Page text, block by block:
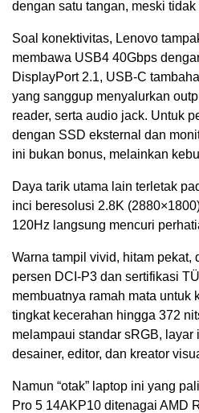
dengan satu tangan, meski
Soal konektivitas, Lenovo
membawa USB4 40Gbps
DisplayPort 2.1, USB-C
yang sanggup menyalurkan
reader, serta audio jack. Untuk
dengan SSD eksternal dan
ini bukan bonus, melainkan
Daya tarik utama lain terletak
inci beresolusi 2.8K
120Hz langsung mencuri
Warna tampil vivid, hitam pekat,
persen DCI-P3 dan sertifikasi
membuatnya ramah mata untuk
tingkat kecerahan hingga 372
melampaui standar sRGB, layar
desainer, editor, dan kreator
Namun “otak” laptop ini yang
Pro 5 14AKP10 ditenagai AMD